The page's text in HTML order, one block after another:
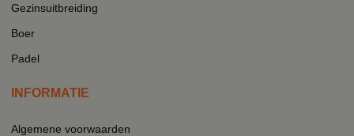
Gezinsuitbreiding
Boer
Padel
INFORMATIE
Algemene voorwaarden